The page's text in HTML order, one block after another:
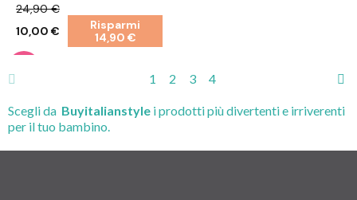
24,90 €
10,00 €
Risparmi
14,90 €
1 2 3 4
Scegli da Buyitalianstyle i prodotti più divertenti e irriverenti
per il tuo bambino.
Trovi le tutine in cotone, caldo cotone, ciniglia più simpatiche